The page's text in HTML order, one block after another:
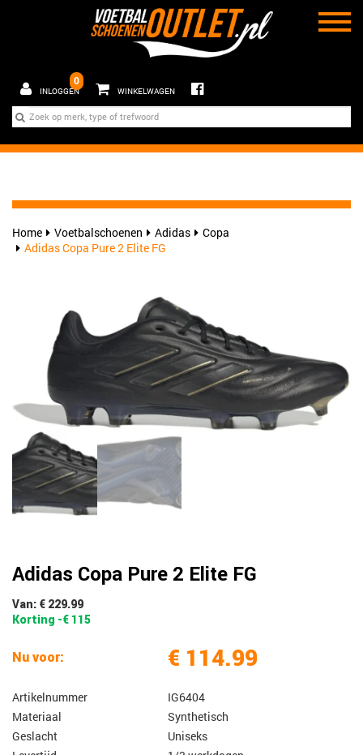
INLOGGEN
0
WINKELWAGEN
Home Voetbalschoenen Adidas
Copa
Adidas Copa Pure 2 Elite FG
Adidas Copa Pure 2 Elite FG
Van: € 229.99
Korting -€ 115
Nu voor: € 114.99
Artikelnummer
IG6404
Materiaal
Synthetisch
Geslacht
Uniseks